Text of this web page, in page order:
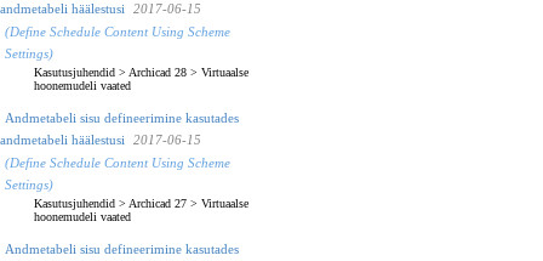
andmetabeli häälestusi
2017-06-15
(Define Schedule Content Using Scheme
Settings)
Kasutusjuhendid > Archicad 28 > Virtuaalse
hoonemudeli vaated
Andmetabeli sisu defineerimine kasutades
andmetabeli häälestusi
2017-06-15
(Define Schedule Content Using Scheme
Settings)
Kasutusjuhendid > Archicad 27 > Virtuaalse
hoonemudeli vaated
Andmetabeli sisu defineerimine kasutades